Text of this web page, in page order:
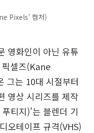
Pixels' 캡처)
영화인이 아닌 유튜
셀즈(Kane
그는 10대 시절부터
영상 시리즈를 제작
티지)'는 블렌더 기
오테이프 규격(VHS)